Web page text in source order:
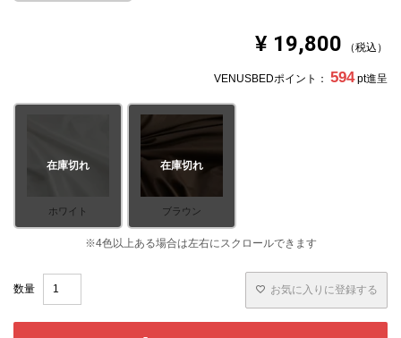
¥ 19,800 税込
VENUSBEDポイント： 594 pt進呈
ホワイト
在庫切れ
ブラウン
在庫切れ
お気に入りに登録する